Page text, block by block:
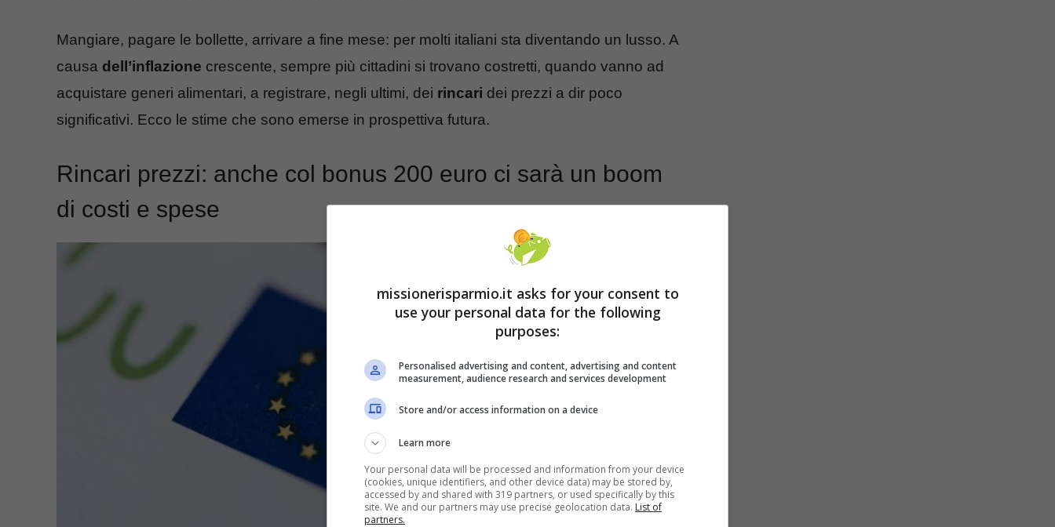
Mangiare, pagare le bollette, arrivare a fine mese: per molti italiani sta diventando un lusso. A
causa dell’inflazione crescente, sempre più cittadini si trovano costretti, quando vanno ad
acquistare generi alimentari, a registrare, negli ultimi, dei rincari dei prezzi a dir poco
significativi. Ecco le stime che sono emerse in prospettiva futura.
Rincari prezzi: anche col bonus 200 euro ci sarà un boom
di costi e spese
missionerisparmio.it asks for your consent to
use your personal data for the following
purposes:
Personalised advertising and content, advertising and content
measurement, audience research and services development
Store and/or access information on a device
Learn more
Your personal data will be processed and information from your device
(cookies, unique identifiers, and other device data) may be stored by,
accessed by and shared with 319 partners, or used specifically by this
site. We and our partners may use precise geolocation data. List of
partners.